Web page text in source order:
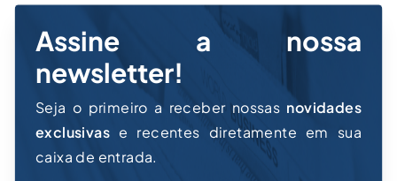
Assine a nossa
newsletter!
Seja o primeiro a receber nossas novidades
exclusivas e recentes diretamente em sua
caixa de entrada.